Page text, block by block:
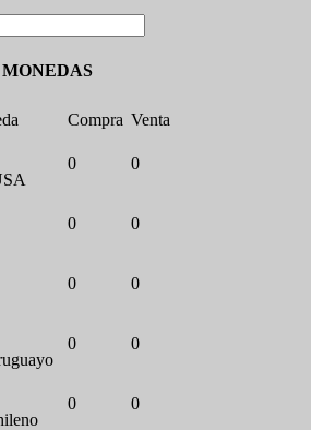
Compra Venta
0 0
0 0
0 0
0 0
0 0